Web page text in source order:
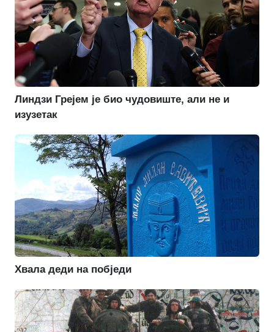
Линдзи Грејем је био чудовиште, али не и
изузетак
Хвала деди на побједи